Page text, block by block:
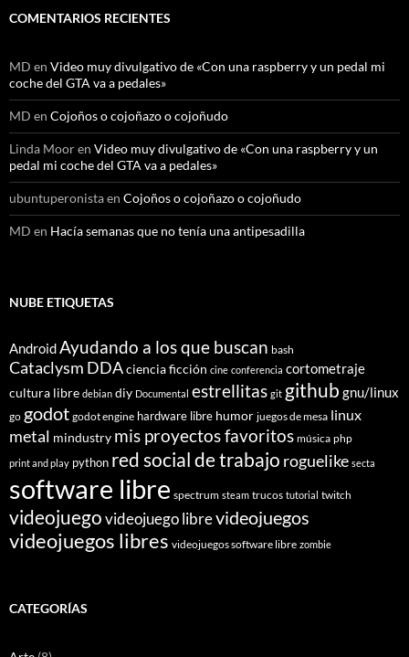
COMENTARIOS RECIENTES
MD en Video muy divulgativo de «Con una raspberry y un pedal mi
coche del GTA va a pedales»
MD en Cojoños o cojoñazo o cojoñudo
Linda Mooren Video muy divulgativo de «Con una raspberry y un
pedal mi coche del GTA va a pedales»
ubuntuperonistaen Cojoños o cojoñazo o cojoñudo
MD en Hacía semanas que no tenía una antipesadilla
NUBE ETIQUETAS
AndroidAyudando a los que buscan bash
Cataclysm DDAciencia ficción cine conferencia cortometraje
cultura libre debian diy Documental estrellitas git github gnu/linux
go godot godot engine hardware libre humor juegos de mesa linux
metal mindustry mis proyectos favoritos música php
print and play python red social de trabajo roguelike secta
software libre spectrum steam trucos tutorial twitch
videojuegovideojuego librevideojuegos
videojuegos libres videojuegos software libre zombie
CATEGORÍAS